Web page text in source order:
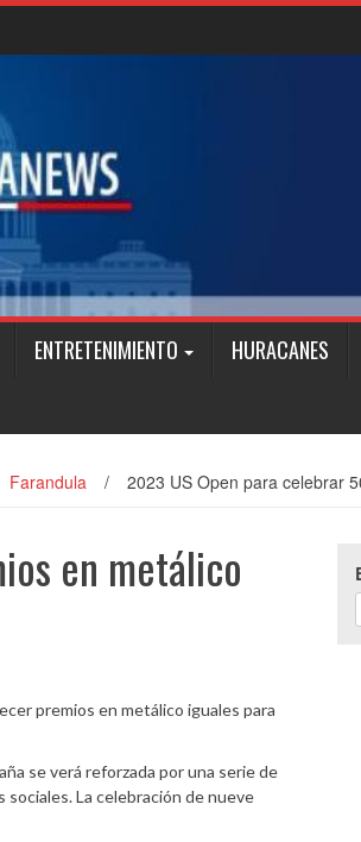
ENTRETENIMIENTO HURACANES
Farandula / 2023 US Open para celebrar
en metálico
premios en metálico iguales para
se verá reforzada por una serie de
La celebración de nueve